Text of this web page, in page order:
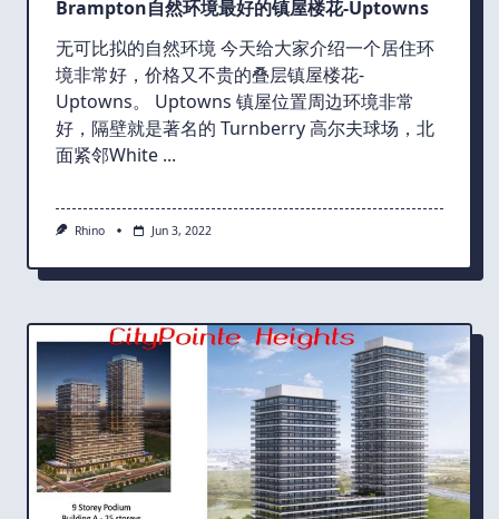
Brampton自然环境最好的镇屋楼花-Uptowns
无可比拟的自然环境 今天给大家介绍一个居住环
境非常好，价格又不贵的叠层镇屋楼花-
Uptowns。 Uptowns 镇屋位置周边环境非常
好，隔壁就是著名的 Turnberry 高尔夫球场，北
面紧邻White ...
Rhino Jun 3, 2022